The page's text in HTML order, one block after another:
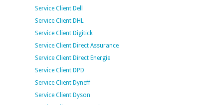
Service Client Dell
Service Client DHL
Service Client Digitick
Service Client Direct Assurance
Service Client Direct Energie
Service Client DPD
Service Client Dyneff
Service Client Dyson